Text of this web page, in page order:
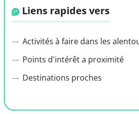
Liens rapides vers
Activités à faire dans les
Points d'intérêt a proximité
Destinations proches